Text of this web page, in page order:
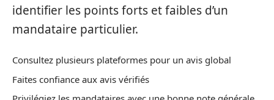
identifier les points forts et faibles d’un
mandataire particulier.
Consultez plusieurs plateformes pour un avis global
Faites confiance aux avis vérifiés